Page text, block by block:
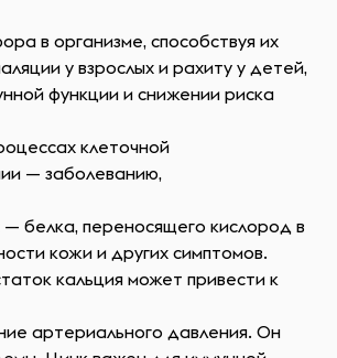
в организме, способствуя их
у взрослых и рахиту у детей,
функции и снижении риска
клеточной
— заболеванию,
белка, переносящего кислород в
кожи и других симптомов.
кальция может привести к
артериального давления. Он